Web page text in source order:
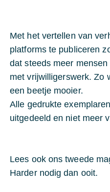
Met het vertellen van
platforms te publiceren
dat steeds meer
met vrijwilligerswerk. Zo
een beetje mooier.
Alle gedrukte
uitgedeeld en niet meer
Lees ook ons tweede
Harder nodig dan ooit.